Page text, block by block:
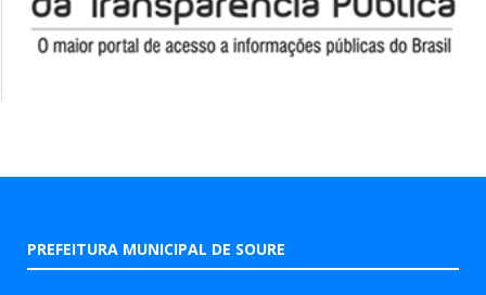
PREFEITURA MUNICIPAL DE SOURE